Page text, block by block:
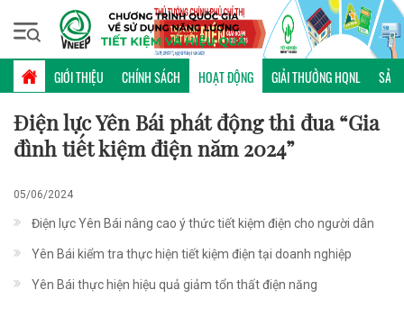
GIỚI THIỆU CHÍNH SÁCH HOẠT ĐỘNG GIẢI THƯỞNG HQNL SẢN
Chủ nhật, 09/08/2026 | 16:18 GMT+7
HOẠT ĐỘNG
Điện lực Yên Bái phát động thi đua “Gia
đình tiết kiệm điện năm 2024”
05/06/2024
Điện lực Yên Bái nâng cao ý thức tiết kiệm điện cho người dân
Yên Bái kiểm tra thực hiện tiết kiệm điện tại doanh nghiệp
Yên Bái thực hiện hiệu quả giảm tổn thất điện năng